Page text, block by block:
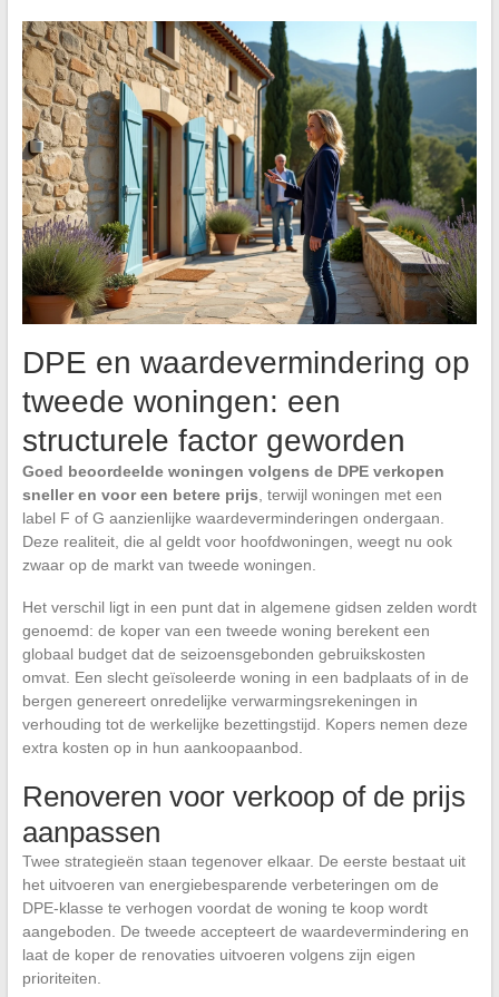
DPE en waardevermindering op
tweede woningen: een
structurele factor geworden
Goed beoordeelde woningen volgens de DPE verkopen
sneller en voor een betere prijs , terwijl woningen met een
label F of G aanzienlijke waardeverminderingen ondergaan.
Deze realiteit, die al geldt voor hoofdwoningen, weegt nu ook
zwaar op de markt van tweede woningen.
Het verschil ligt in een punt dat in algemene gidsen zelden wordt
genoemd: de koper van een tweede woning berekent een
globaal budget dat de seizoensgebonden gebruikskosten
omvat. Een slecht geïsoleerde woning in een badplaats of in de
bergen genereert onredelijke verwarmingsrekeningen in
verhouding tot de werkelijke bezettingstijd. Kopers nemen deze
extra kosten op in hun aankoopaanbod.
Renoveren voor verkoop of de prijs
aanpassen
Twee strategieën staan tegenover elkaar. De eerste bestaat uit
het uitvoeren van energiebesparende verbeteringen om de
DPE-klasse te verhogen voordat de woning te koop wordt
aangeboden. De tweede accepteert de waardevermindering en
laat de koper de renovaties uitvoeren volgens zijn eigen
prioriteiten.